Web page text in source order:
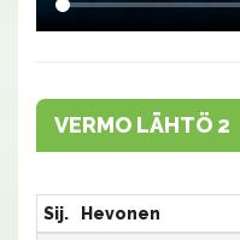
VERMO LÄHTÖ 2
Sij. Hevonen